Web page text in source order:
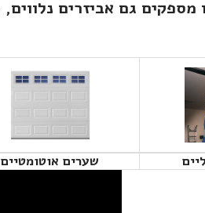
שערים אוטומטיים